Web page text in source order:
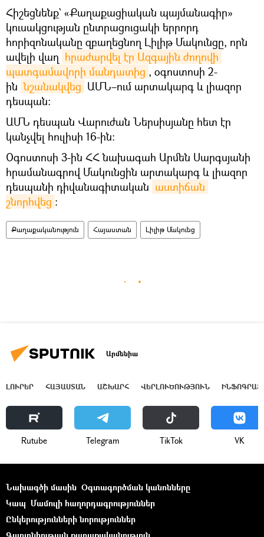
Հիշեցնենք` «Քաղաքացիական պայմանագիր»
կուսակցության ընտրացուցակի երրորդ
հորիզոնականը զբաղեցնող Լիլիթ Մակունցը, որն
ավելի վաղ հրաժարվել էր Ազգային ժողովի
պատգամավորի մանդատից , օգոստոսի 2-
ին նշանակվեց ԱՄՆ–ում արտակարգ և լիազոր
դեսպան։
ԱՄՆ դեսպան Վարուժան Ներսիսյանը հետ էր
կանչվել հուլիսի 16-ին։
Օգոստոսի 3-ին ՀՀ նախագահ Արմեն Սարգսյանի
հրամանագրով Մակունցին արտակարգ և լիազոր
դեսպանի դիվանագիտական աստիճան
շնորհվեց ։
Քաղաքականություն Հայաստան Լիլիթ Մակունց
Արմենիա
ԼՈՒՐԵՐ ՀԱՅԱՍՏԱՆ ԱՇԽԱՐՀ ՎԵՐԼՈՒԾՈՒԹՅՈՒՆ
Rutube Telegram ТikТоk VK
Նախագծի մասին Օգտագործման կանոնները
Կապ Մամուլի հաղորդագրություններ
Ընկերությունների նորություններ